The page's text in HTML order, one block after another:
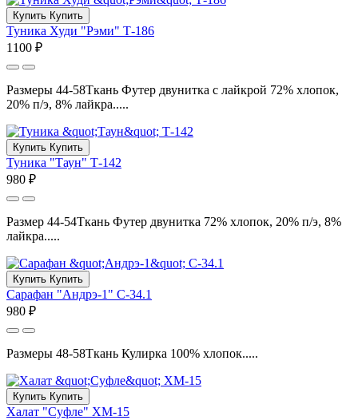
Купить Купить
Туника Худи "Рэми" Т-186
1100 ₽
Размеры 44-58Ткань Футер двунитка с лайкрой 72% хлопок,
20% п/э, 8% лайкра.....
Купить Купить
Туника "Таун" Т-142
980 ₽
Размер 44-54Ткань Футер двунитка 72% хлопок, 20% п/э, 8%
лайкра.....
Купить Купить
Сарафан "Андрэ-1" С-34.1
980 ₽
Размеры 48-58Ткань Кулирка 100% хлопок.....
Купить Купить
Халат "Суфле" ХМ-15